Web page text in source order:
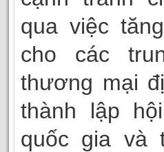
qua việc
cho các
thương mại
thành lập
quốc gia và